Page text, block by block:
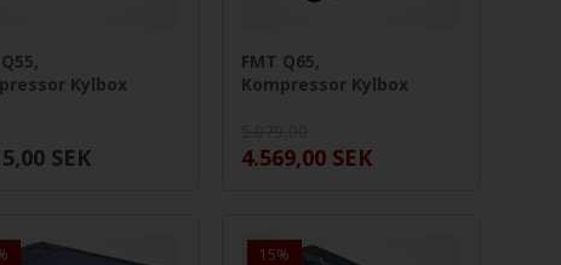
Kylbox
SEK
FMT Q65,
Kompressor Kylbox
4.569,00 SEK
15%